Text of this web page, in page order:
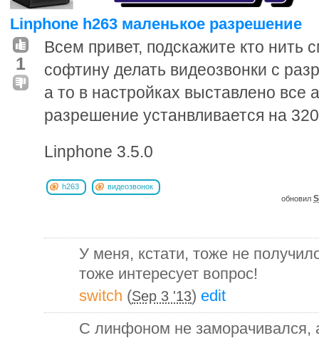
Linphone h263 маленькое разрешение
1
Всем привет, подскажите кто нить
софтину делать видеозвонки с
а то в настройках выставлено все
разрешение устанвливается на
Linphone 3.5.0
h263
видеозвонок
обновил
У меня, кстати, тоже не
тоже интересует вопрос!
switch (Sep 3 '13) edit
С линфоном не заморачивался,